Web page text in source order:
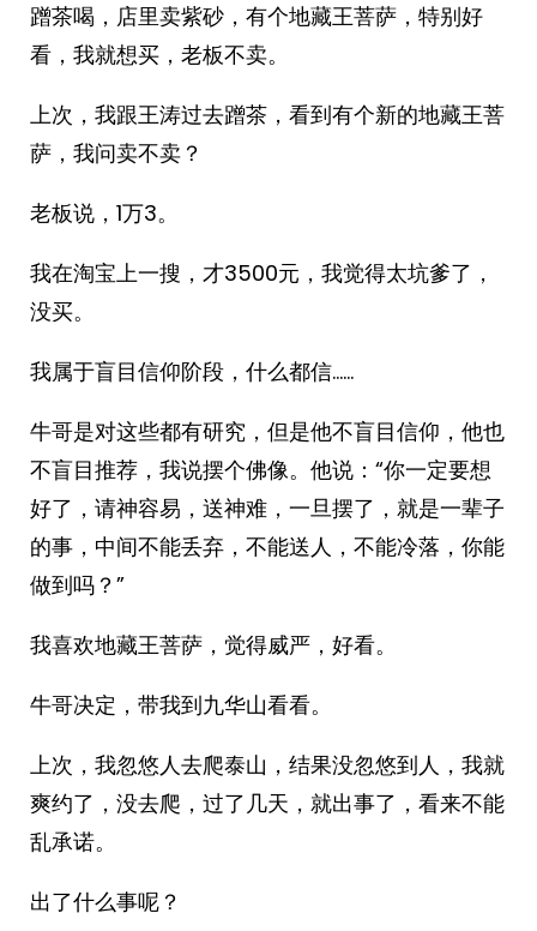
蹭茶喝，店里卖紫砂，有个地藏王菩萨，特别好
看，我就想买，老板不卖。
上次，我跟王涛过去蹭茶，看到有个新的地藏王菩
萨，我问卖不卖？
老板说，1万3。
我在淘宝上一搜，才3500元，我觉得太坑爹了，
没买。
我属于盲目信仰阶段，什么都信……
牛哥是对这些都有研究，但是他不盲目信仰，他也
不盲目推荐，我说摆个佛像。他说：“你一定要想
好了，请神容易，送神难，一旦摆了，就是一辈子
的事，中间不能丢弃，不能送人，不能冷落，你能
做到吗？”
我喜欢地藏王菩萨，觉得威严，好看。
牛哥决定，带我到九华山看看。
上次，我忽悠人去爬泰山，结果没忽悠到人，我就
爽约了，没去爬，过了几天，就出事了，看来不能
乱承诺。
出了什么事呢？